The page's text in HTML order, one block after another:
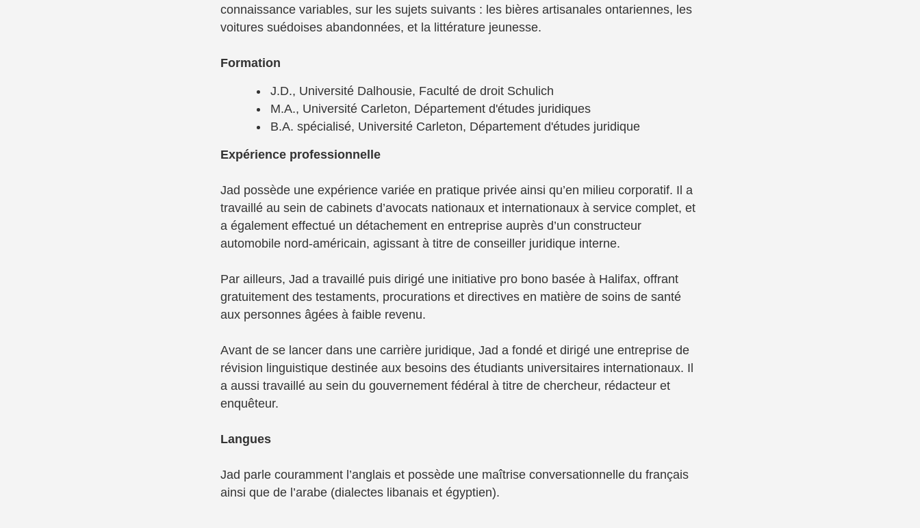
connaissance variables, sur les sujets suivants : les bières artisanales ontariennes, les
voitures suédoises abandonnées, et la littérature jeunesse.
Formation
J.D., Université Dalhousie, Faculté de droit Schulich
M.A., Université Carleton, Département d'études juridiques
B.A. spécialisé, Université Carleton, Département d'études juridique
Expérience professionnelle
Jad possède une expérience variée en pratique privée ainsi qu’en milieu corporatif. Il a
travaillé au sein de cabinets d’avocats nationaux et internationaux à service complet, et
a également effectué un détachement en entreprise auprès d’un constructeur
automobile nord-américain, agissant à titre de conseiller juridique interne.
Par ailleurs, Jad a travaillé puis dirigé une initiative pro bono basée à Halifax, offrant
gratuitement des testaments, procurations et directives en matière de soins de santé
aux personnes âgées à faible revenu.
Avant de se lancer dans une carrière juridique, Jad a fondé et dirigé une entreprise de
révision linguistique destinée aux besoins des étudiants universitaires internationaux. Il
a aussi travaillé au sein du gouvernement fédéral à titre de chercheur, rédacteur et
enquêteur.
Langues
Jad parle couramment l’anglais et possède une maîtrise conversationnelle du français
ainsi que de l’arabe (dialectes libanais et égyptien).